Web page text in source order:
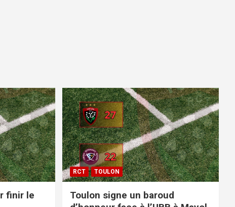
finir le
RCT TOULON
Toulon signe un baroud